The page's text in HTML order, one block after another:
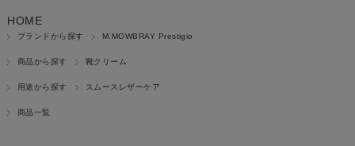
HOME
ブランドから探す M.MOWBRAY Prestigio
商品から探す 靴クリーム
用途から探す スムースレザーケア
商品一覧